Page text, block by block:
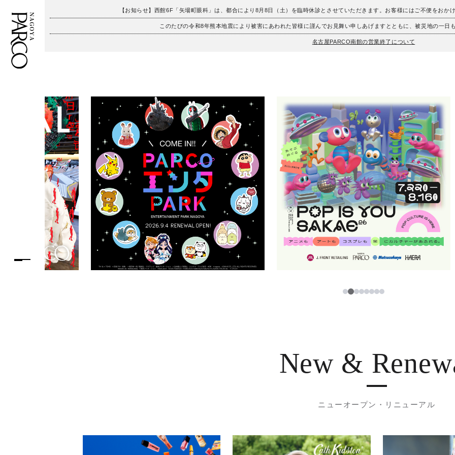
【お知らせ】西館6F「矢場町眼科」は、都合により8月8日（土）を臨時休診とさせていただきます。お客様にはご不便をお
このたびの令和8年熊本地震により被害にあわれた皆様に謹んでお見舞い申しあげますとともに、被災地の一日
名古屋PARCO南館の営業終了について
施設案内・アクセス
イベント・ポップアップ
ニュース
レストラン・カフェ
TAX FREE
PARCOメンバーズ
繁体字
簡体字
한국어
ภาษาไทย
日本語
12345678
New &
ニューオープン・リニューアル